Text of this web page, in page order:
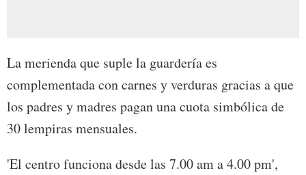
La merienda que suple la guardería es
complementada con carnes y verduras gracias a que
los padres y madres pagan una cuota simbólica de
30 lempiras mensuales.
'El centro funciona desde las 7.00 am a 4.00 pm',